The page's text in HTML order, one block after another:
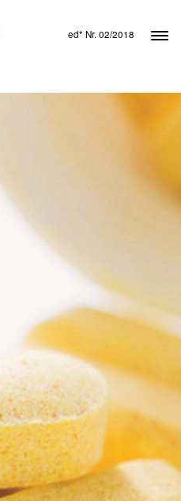
ed* Nr. 02/2018